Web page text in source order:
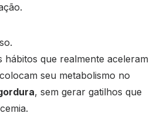
hábitos que realmente aceleram
seu metabolismo no
, sem gerar gatilhos que